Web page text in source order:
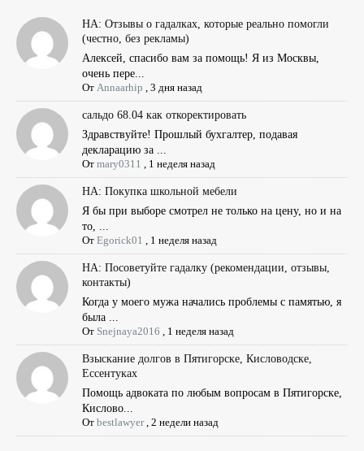
НА: Отзывы о гадалках, которые реально помогли
(честно, без рекламы)
Алексей, спасибо вам за помощь! Я из Москвы,
очень пере...
От Annaarhip ,3 дня назад
сальдо 68.04 как откоректировать
Здравствуйте! Прошлый бухгалтер, подавая
декларацию за ...
Отmary0311 1 неделя назад
НА: Покупка школьной мебели
Я бы при выборе смотрел не только на цену, но и на
то, ...
ОтEgorick01 1 неделя назад
НА: Посоветуйте гадалку (рекомендации, отзывы,
контакты)
Когда у моего мужа начались проблемы с памятью, я
была ...
От Snejnaya2016 1 неделя назад
Взыскание долгов в Пятигорске, Кисловодске,
Ессентуках
Помощь адвоката по любым вопросам в Пятигорске,
Кислово...
Отbestlawyer,2 недели назад